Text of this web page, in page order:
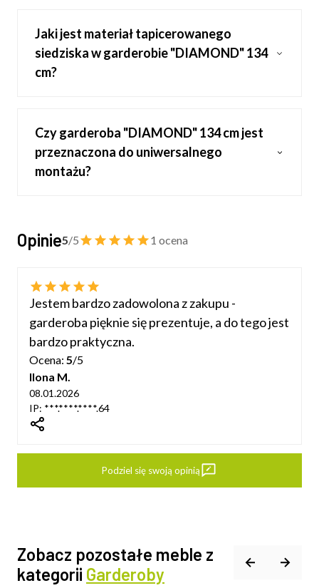
Jaki jest materiał tapicerowanego
siedziska w garderobie "DIAMOND" 134
cm?
Czy garderoba "DIAMOND" 134 cm jest
przeznaczona do uniwersalnego
montażu?
Opinie5/5 1 ocena
Jestem bardzo zadowolona z zakupu -
garderoba pięknie się prezentuje, a do tego jest
bardzo praktyczna.
Ocena: 5/5
Ilona M.
08.01.2026
IP: ***.****.****.64
Podziel się swoją opinią
Zobacz pozostałe meble z
kategorii Garderoby